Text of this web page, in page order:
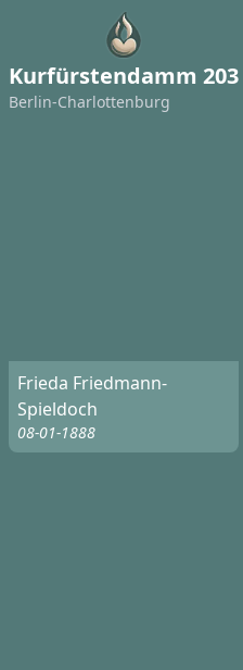
Kurfürstendamm 203
Berlin-Charlottenburg
Frieda Friedmann-
Spieldoch
08-01-1888